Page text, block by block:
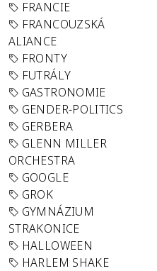
FRANCIE
FRANCOUZSKÁ
ALIANCE
FRONTY
FUTRÁLY
GASTRONOMIE
GENDER-POLITICS
GERBERA
GLENN MILLER
ORCHESTRA
GOOGLE
GROK
GYMNÁZIUM
STRAKONICE
HALLOWEEN
HARLEM SHAKE